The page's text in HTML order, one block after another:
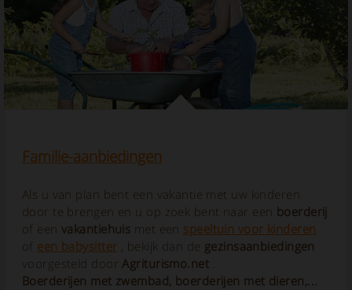
Familie-aanbiedingen
Als u van plan bent een vakantie met uw kinderen
door te brengen en u op zoek bent naar een boerderij
of een vakantiehuis met een speeltuin voor kinderen
of een babysitter , bekijk dan de gezinsaanbiedingen
voorgesteld doorAgriturismo.net .
Boerderijen met zwembad, boerderijen met dieren,...